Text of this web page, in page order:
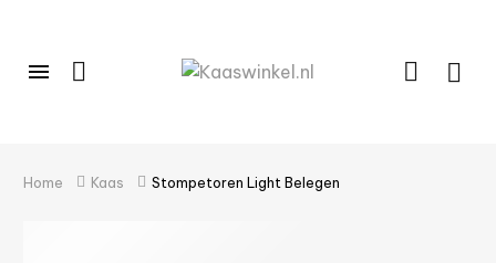
Home Kaas Stompetoren Light Belegen